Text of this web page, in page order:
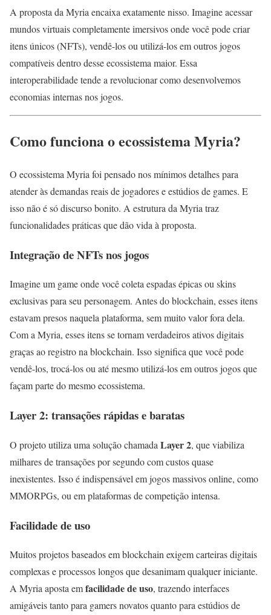
A proposta da Myria encaixa exatamente nisso. Imagine acessar
mundos virtuais completamente imersivos onde você pode criar
itens únicos (NFTs), vendê-los ou utilizá-los em outros jogos
compatíveis dentro desse ecossistema maior. Essa
interoperabilidade tende a revolucionar como desenvolvemos
economias internas nos jogos.
Como funciona o ecossistema Myria?
O ecossistema Myria foi pensado nos mínimos detalhes para
atender às demandas reais de jogadores e estúdios de games. E
isso não é só discurso bonito. A estrutura da Myria traz
funcionalidades práticas que dão vida à proposta.
Integração de NFTs nos jogos
Imagine um game onde você coleta espadas épicas ou skins
exclusivas para seu personagem. Antes do blockchain, esses itens
estavam presos naquela plataforma, sem muito valor fora dela.
Com a Myria, esses itens se tornam verdadeiros ativos digitais
graças ao registro na blockchain. Isso significa que você pode
vendê-los, trocá-los ou até mesmo utilizá-los em outros jogos que
façam parte do mesmo ecossistema.
Layer 2: transações rápidas e baratas
O projeto utiliza uma solução chamada Layer 2, que viabiliza
milhares de transações por segundo com custos quase
inexistentes. Isso é indispensável em jogos massivos online, como
MMORPGs, ou em plataformas de competição intensa.
Facilidade de uso
Muitos projetos baseados em blockchain exigem carteiras digitais
complexas e processos longos que desanimam qualquer iniciante.
A Myria aposta emfacilidade de uso, trazendo interfaces
amigáveis tanto para gamers novatos quanto para estúdios de